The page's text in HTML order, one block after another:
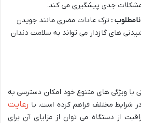
مشکلات جدی پیشگیری می کند.
: ترک عادات مضری مانند جویدن
های گازدار می تواند به سلامت دندان
با ویژگی های متنوع خود امکان دسترسی به
شرایط مختلف فراهم کرده است. با رعایت
از دستگاه می توان از مزایای آن برای